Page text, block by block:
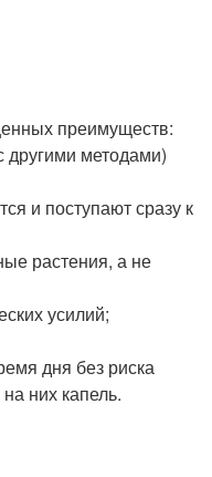
преимуществ:
методами)
и поступают сразу к
растения, а не
усилий;
дня без риска
них капель.